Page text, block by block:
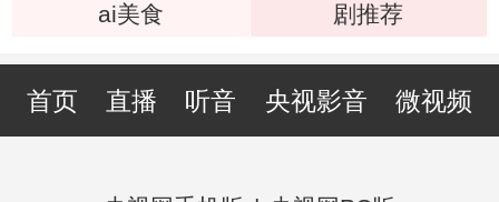
ai美食
剧推荐
首页 直播 听音 央视影音 微视频